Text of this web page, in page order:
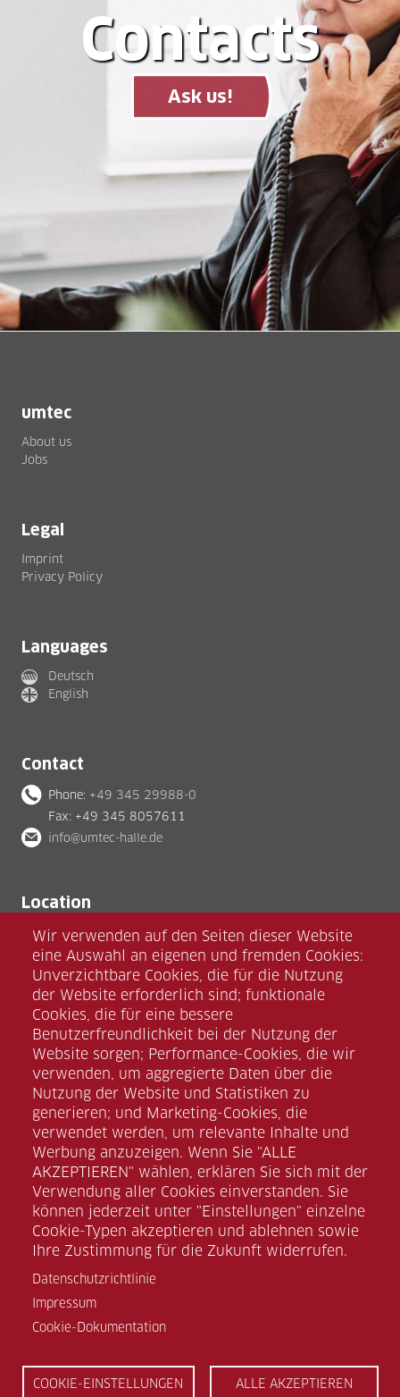
Wir verwenden auf den Seiten dieser Website
eine Auswahl an eigenen und fremden Cookies:
Unverzichtbare Cookies, die für die Nutzung
der Website erforderlich sind; funktionale
Cookies, die für eine bessere
Benutzerfreundlichkeit bei der Nutzung der
Website sorgen; Performance-Cookies, die wir
verwenden, um aggregierte Daten über die
Nutzung der Website und Statistiken zu
generieren; und Marketing-Cookies, die
verwendet werden, um relevante Inhalte und
Werbung anzuzeigen. Wenn Sie "ALLE
AKZEPTIEREN" wählen, erklären Sie sich mit der
Verwendung aller Cookies einverstanden. Sie
können jederzeit unter "Einstellungen" einzelne
Cookie-Typen akzeptieren und ablehnen sowie
Ihre Zustimmung für die Zukunft widerrufen.
Datenschutzrichtlinie
Impressum
Cookie-Dokumentation
COOKIE-EINSTELLUNGEN ALLE AKZEPTIEREN
Contacts
Ask us!
umtec
About us
Jobs
Legal
Imprint
Privacy Policy
Languages
Deutsch
English
Contact
Phone: +49 345 29988-0
Fax: +49 345 8057611
info@umtec-halle.de
Location
umtec Halle GmbH
Zscherbener Landstraße 13
D-06126 Halle (Saale)
Facebook
Instagram
Linkedin
Xing